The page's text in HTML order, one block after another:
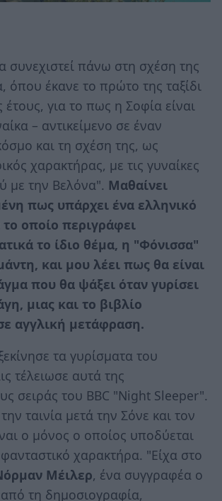
συνεχιστεί πάνω στη σχέση της
όπου έκανε το πρώτο της ταξίδι
έτους, για το πως η Σοφία είναι
– αντικείμενο σε έναν
και τη σχέση της, ως
χαρακτήρας, με τις γυναίκες
με την Βελόνα". Μαθαίνει
πως υπάρχει ένα ελληνικό
οποίο περιγράφει
το ίδιο θέμα, η "Φόνισσα"
και μου λέει πως θα είναι
που θα ψάξει όταν γυρίσει
μιας και το βιβλίο
αγγλική μετάφραση.
τα γυρίσματα του
τέλειωσε αυτά της
σειράς του BBC "Night Sleeper".
ταινία μετά την Σόνε και τον
ο μόνος ο οποίος υποδύεται
χαρακτήρα. "Είχα στο
Μέιλερ, ένα συγγραφέα ο
τη δημοσιογραφία,